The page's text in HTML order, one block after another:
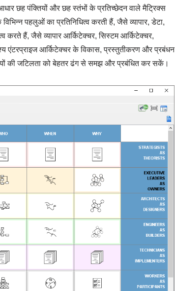
छह पंक्तियों और छह स्तंभों के प्रतिच्छेदन वाले मैट्रिक्स
पहलुओं का प्रतिनिधित्व करती हैं, जैसे व्यापार, डेटा,
करते हैं, जैसे व्यापार आर्किटेक्चर, सिस्टम आर्किटेक्चर,
एंटरप्राइज आर्किटेक्चर के विकास, प्रस्तुतीकरण और प्रबंधन
की जटिलता को बेहतर ढंग से समझ और प्रबंधित कर सकें।